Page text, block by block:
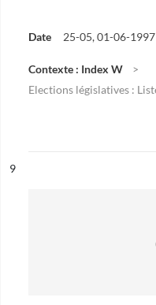
Date 25-05, 01-06-1997
Contexte : Index W
Elections législatives :
n°
9